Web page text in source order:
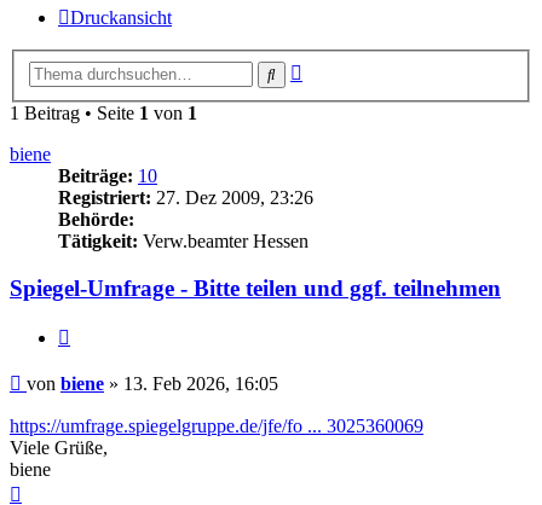
Druckansicht
Suche
1 Beitrag • Seite 1 von 1
biene
Beiträge: 10
Registriert: 27. Dez 2009, 23:26
Behörde:
Tätigkeit: Verw.beamter Hessen
Spiegel-Umfrage - Bitte teilen und ggf. teilnehmen
Beitrag
von biene » 13. Feb 2026, 16:05
https://umfrage.spiegelgruppe.de/jfe/fo ... 3025360069
Viele Grüße,
biene